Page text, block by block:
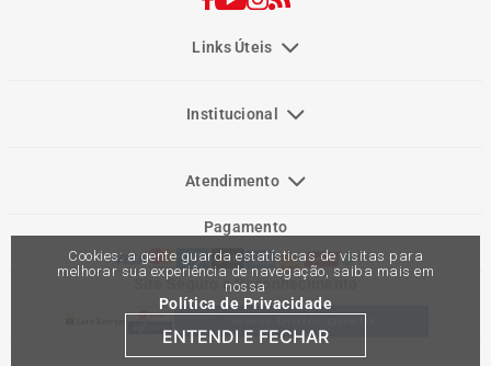
Cookies: a gente guarda estatísticas de visitas para
melhorar sua experiência de navegação, saiba mais em
nossa
Política de Privacidade
ENTENDI E FECHAR
Links Úteis
Institucional
Atendimento
Pagamento
Site Seguro e Reconhecimento